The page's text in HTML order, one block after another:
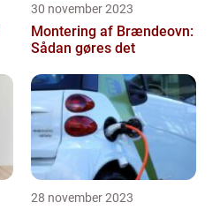
30 november 2023
Montering af Brændeovn:
Sådan gøres det
28 november 2023